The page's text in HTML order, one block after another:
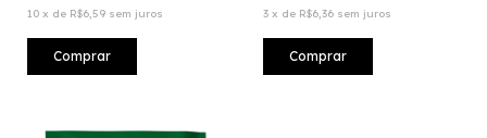
10 x de R$6,59 sem juros 3 x de R$6,36 sem juros